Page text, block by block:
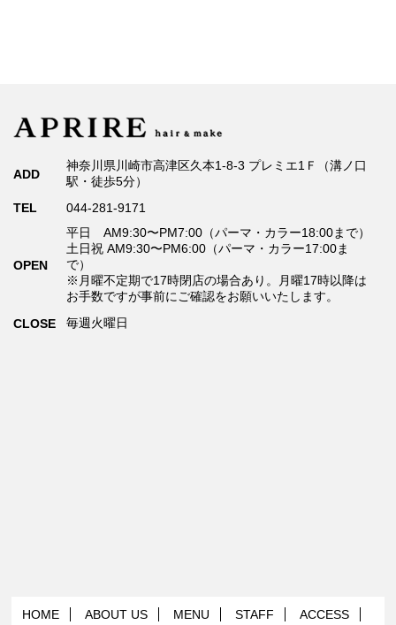
ADD
神奈川県川崎市高津区久本1-8-3 プレミエ1Ｆ（溝ノ口
駅・徒歩5分）
TEL
044-281-9171
OPEN
平日 AM9:30〜PM7:00（パーマ・カラー18:00まで）
土日祝 AM9:30〜PM6:00（パーマ・カラー17:00ま
で）
※月曜不定期で17時閉店の場合あり。月曜17時以降は
お手数ですが事前にご確認をお願いいたします。
CLOSE
毎週火曜日
HOME ABOUT US MENU STAFF ACCESS